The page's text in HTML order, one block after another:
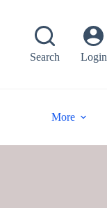
Search Login
More